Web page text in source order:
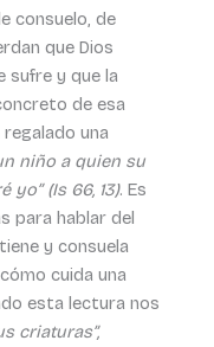
consuelo, de
que Dios
sufre y que la
de esa
una
niño a quien su
yo” (Is 66, 13). Es
para hablar del
y consuela
cuida una
esta lectura nos
criaturas”,